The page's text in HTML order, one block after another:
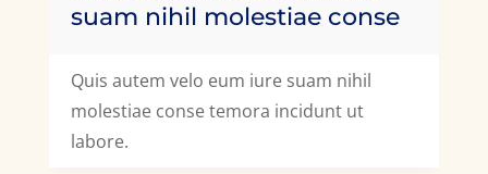
suam nihil molestiae conse
Quis autem velo eum iure suam nihil
molestiae conse temora incidunt ut
labore.